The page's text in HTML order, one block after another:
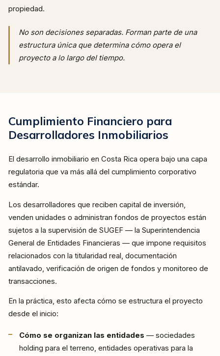
propiedad.
No son decisiones separadas. Forman parte de una
estructura única que determina cómo opera el
proyecto a lo largo del tiempo.
Cumplimiento Financiero para
Desarrolladores Inmobiliarios
El desarrollo inmobiliario en Costa Rica opera bajo una capa
regulatoria que va más allá del cumplimiento corporativo
estándar.
Los desarrolladores que reciben capital de inversión,
venden unidades o administran fondos de proyectos están
sujetos a la supervisión de SUGEF — la Superintendencia
General de Entidades Financieras — que impone requisitos
relacionados con la titularidad real, documentación
antilavado, verificación de origen de fondos y monitoreo de
transacciones.
En la práctica, esto afecta cómo se estructura el proyecto
desde el inicio:
Cómo se organizan las entidades — sociedades
holding para el terreno, entidades operativas para la